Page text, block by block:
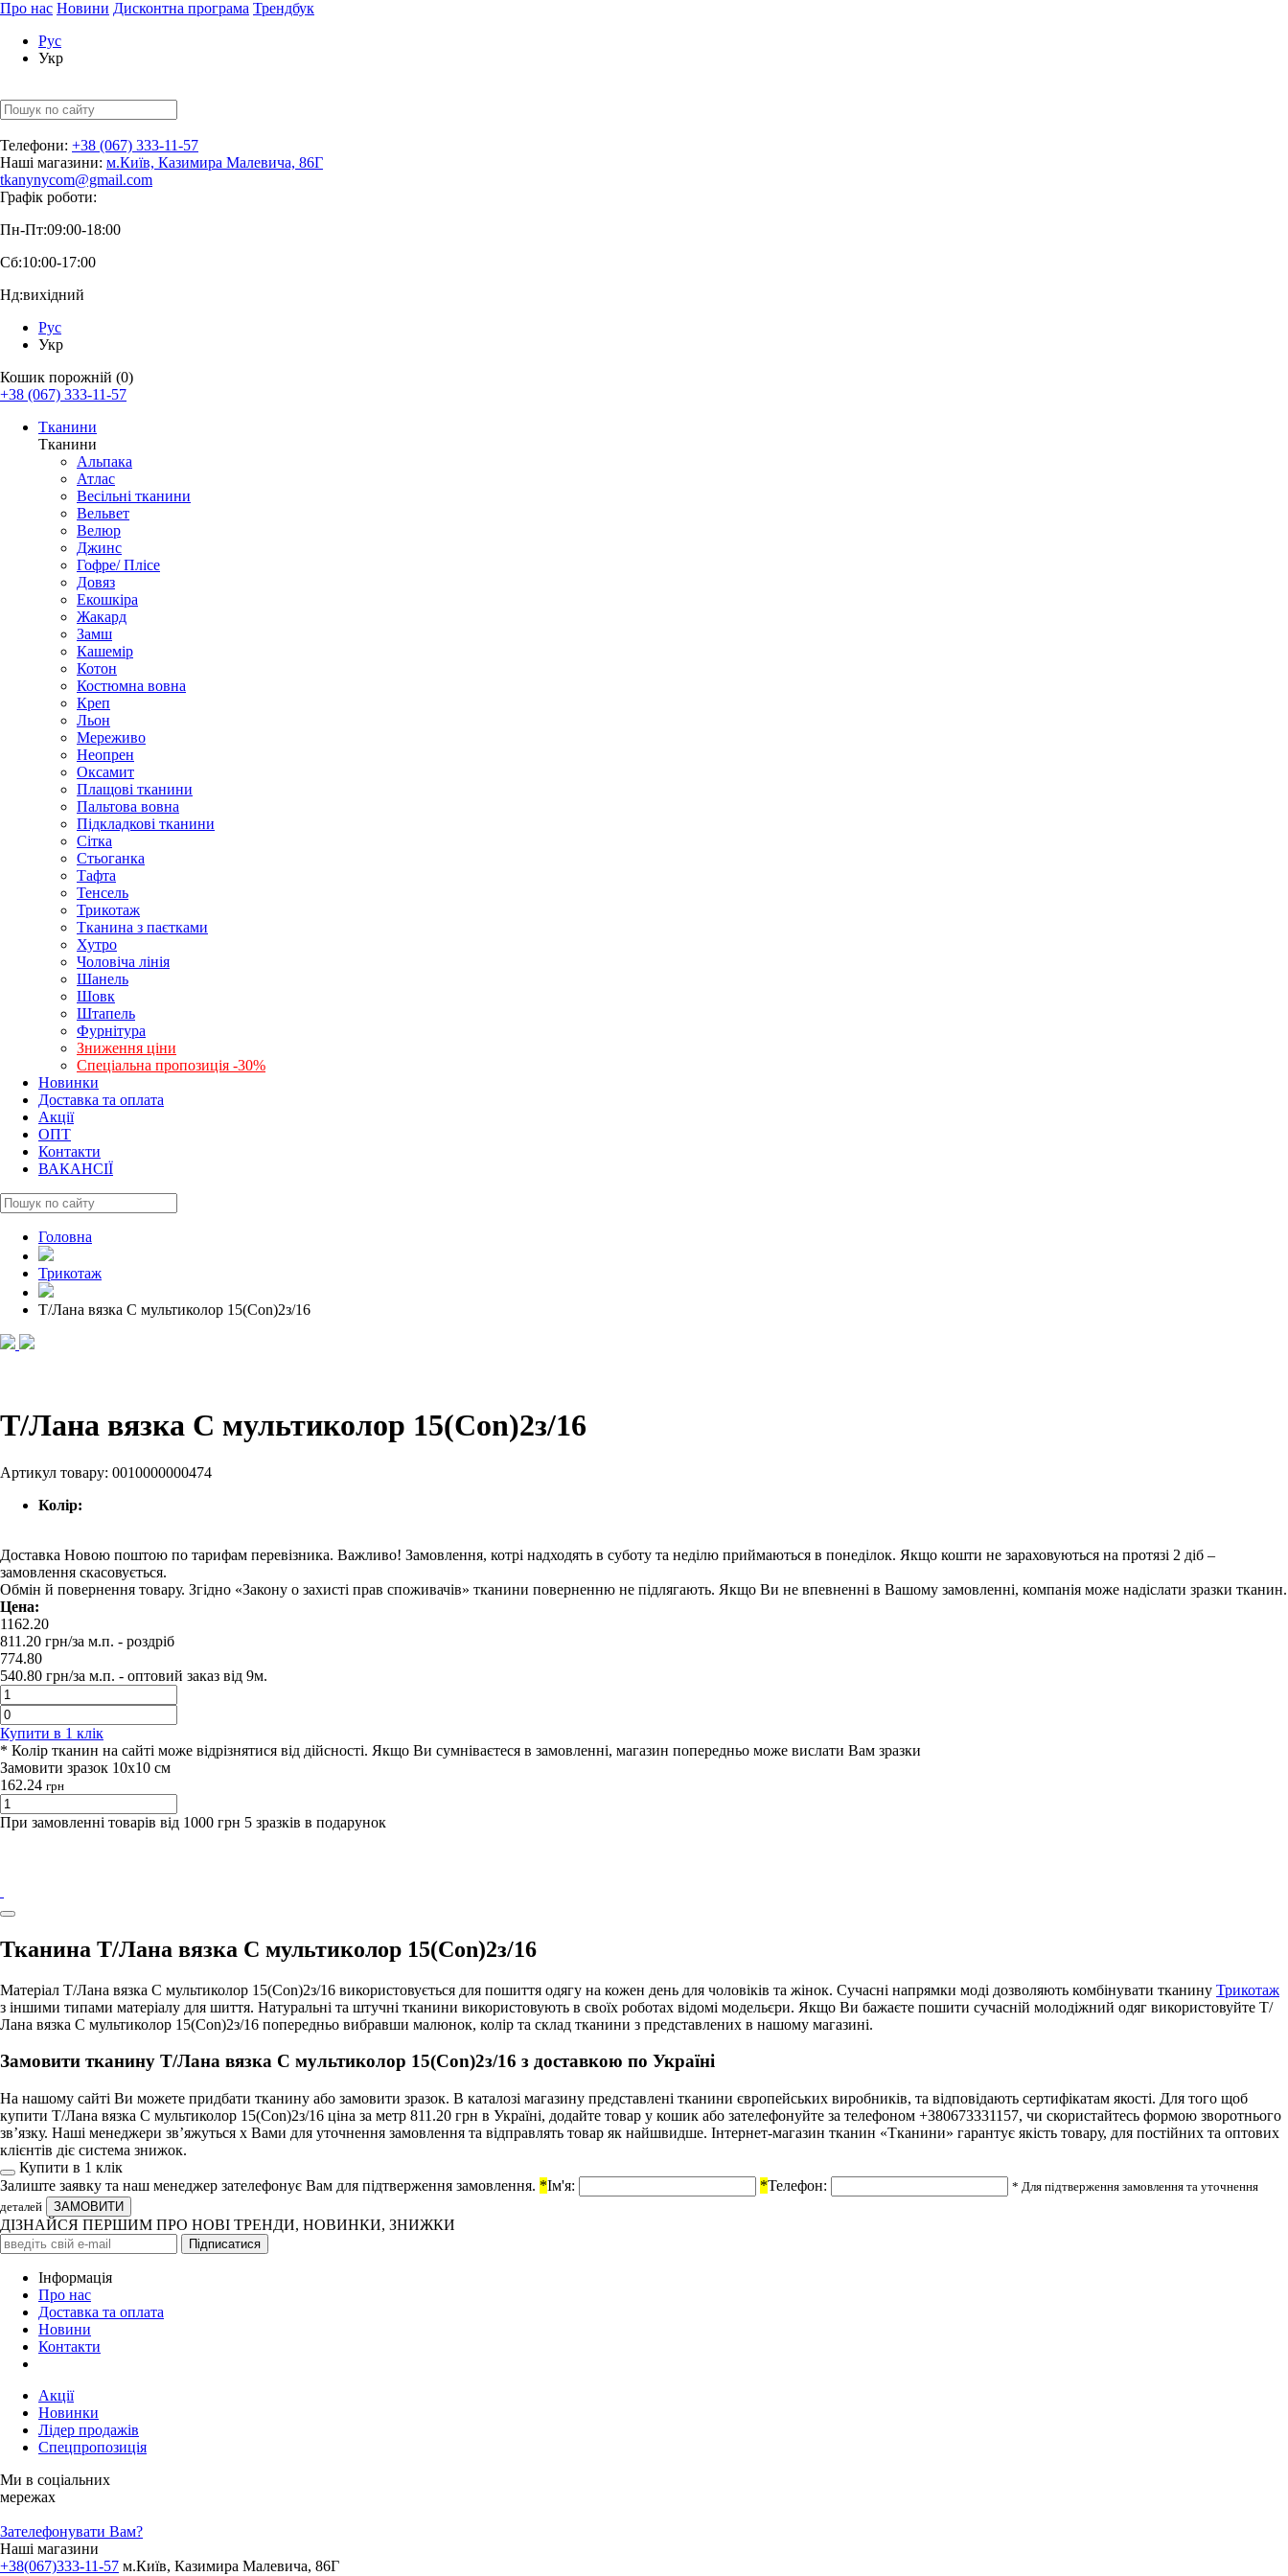
Про нас Новини Дисконтна програма Трендбук
Рус
Укр
Телефони: +38 (067) 333-11-57
Наші магазини: м.Київ, Казимира Малевича, 86Г
tkanynycom@gmail.com
Графік роботи:
Пн-Пт:09:00-18:00
Сб:10:00-17:00
Нд:вихідний
Рус
Укр
Кошик порожній (0)
+38 (067) 333-11-57
Тканини
Тканини
Альпака
Атлас
Весільні тканини
Вельвет
Велюр
Джинс
Гофре/ Плісе
Довяз
Екошкіра
Жакард
Замш
Кашемір
Котон
Костюмна вовна
Креп
Льон
Мереживо
Неопрен
Оксамит
Плащові тканини
Пальтова вовна
Підкладкові тканини
Сітка
Стьоганка
Тафта
Тенсель
Трикотаж
Тканина з паєтками
Хутро
Чоловіча лінія
Шанель
Шовк
Штапель
Фурнітура
Зниження ціни
Спеціальна пропозиція -30%
Новинки
Доставка та оплата
Акції
ОПТ
Контакти
ВАКАНСІЇ
Головна
Трикотаж
Т/Лана вязка С мультиколор 15(Con)2з/16
Т/Лана вязка С мультиколор 15(Con)2з/16
Артикул товару: 0010000000474
Колір:
Доставка Новою поштою по тарифам перевізника. Важливо! Замовлення, котрі надходять в суботу та неділю приймаються в понеділок. Якщо кошти не зараховуються на протязі 2 діб –
замовлення скасовується.
Обмін й повернення товару. Згідно «Закону о захисті прав споживачів» тканини поверненню не підлягають. Якщо Ви не впевненні в Вашому замовленні, компанія може надіслати зразки тканин.
Цена:
1162.20
811.20 грн/за м.п. - роздрiб
774.80
540.80 грн/за м.п. - оптовий заказ вiд 9м.
Купити в 1 клiк
* Колір тканин на сайті може відрізнятися від дійсності. Якщо Ви сумніваєтеся в замовленні, магазин попередньо може вислати Вам зразки
Замовити зразок 10х10 см
162.24 грн
При замовленні товарів від 1000 грн 5 зразків в подарунок
Тканина Т/Лана вязка С мультиколор 15(Con)2з/16
Матеріал Т/Лана вязка С мультиколор 15(Con)2з/16 використовується для пошиття одягу на кожен день для чоловіків та жінок. Сучасні напрямки моді дозволяють комбінувати тканину Трикотаж
з іншими типами матеріалу для шиття. Натуральні та штучні тканини використовують в своїх роботах відомі модельєри. Якщо Ви бажаєте пошити сучасній молодіжний одяг використовуйте Т/
Лана вязка С мультиколор 15(Con)2з/16 попередньо вибравши малюнок, колір та склад тканини з представлених в нашому магазині.
Замовити тканину Т/Лана вязка С мультиколор 15(Con)2з/16 з доставкою по Україні
На нашому сайті Ви можете придбати тканину або замовити зразок. В каталозі магазину представлені тканини європейських виробників, та відповідають сертифікатам якості. Для того щоб
купити Т/Лана вязка С мультиколор 15(Con)2з/16 ціна за метр 811.20 грн в Україні, додайте товар у кошик або зателефонуйте за телефоном +380673331157, чи скористайтесь формою зворотнього
зв’язку. Наші менеджери зв’яжуться х Вами для уточнення замовлення та відправлять товар як найшвидше. Інтернет-магазин тканин «Тканини» гарантує якість товару, для постійних та оптових
клієнтів діє система знижок.
Купити в 1 клiк
Залиште заявку та наш менеджер зателефонує Вам для підтверження замовлення. *Ім'я: *Телефон:
* Для підтверження замовлення та уточнення
деталей
ДІЗНАЙСЯ ПЕРШИМ ПРО НОВІ ТРЕНДИ, НОВИНКИ, ЗНИЖКИ
Iнформація
Про нас
Доставка та оплата
Новини
Контакти
Акції
Новинки
Лідер продажів
Спецпропозиція
Ми в соціальних
мережах
Зателефонувати Вам?
Наші магазини
+38(067)333-11-57 м.Київ, Казимира Малевича, 86Г